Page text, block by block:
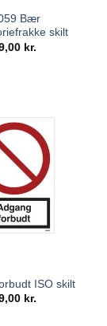
Bær
skilt
kr.
ISO skilt
kr.